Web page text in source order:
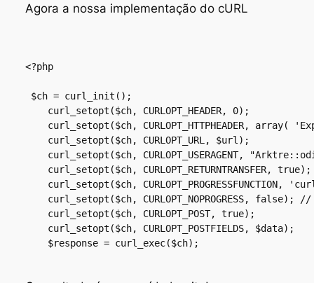
Agora a nossa implementação do cURL
<?php
$ch = curl_init();
    curl_setopt($ch, CURLOPT_HEADER, 0);
curl_setopt($ch, CURLOPT_HTTPHEADER, array(
    curl_setopt($ch, CURLOPT_URL, $url);
curl_setopt($ch, CURLOPT_USERAGENT,
    curl_setopt($ch, CURLOPT_RETURNTRANSFER, true);
curl_setopt($ch, CURLOPT_PROGRESSFUNCTION,
curl_setopt($ch, CURLOPT_NOPROGRESS, false);
    curl_setopt($ch, CURLOPT_POST, true);
    curl_setopt($ch, CURLOPT_POSTFIELDS, $data);
    $response = curl_exec($ch);